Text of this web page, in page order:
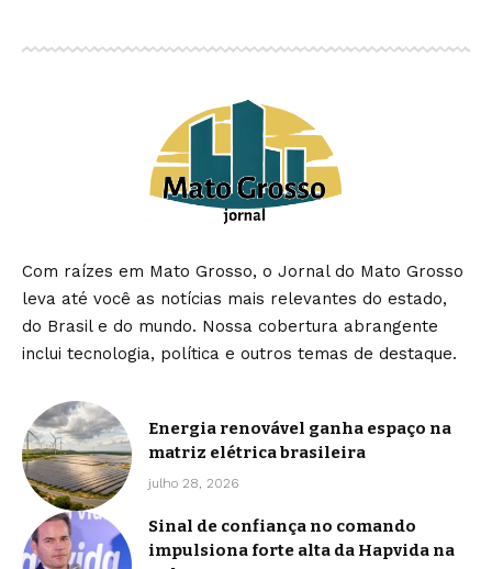
Com raízes em Mato Grosso, o Jornal do Mato Grosso
leva até você as notícias mais relevantes do estado,
do Brasil e do mundo. Nossa cobertura abrangente
inclui tecnologia, política e outros temas de destaque.
Energia renovável ganha espaço na
matriz elétrica brasileira
julho 28, 2026
Sinal de confiança no comando
impulsiona forte alta da Hapvida na